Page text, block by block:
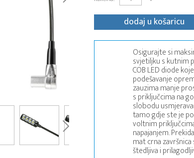
dodaj u košaricu
Osigurajte si
svjetiljku s kutnim
COB LED diode
podešavanje
zauzima manje
s priključcima na
slobodu
tamo gdje ste je
voltnim
napajanjem.
mat crna
štedljiva i